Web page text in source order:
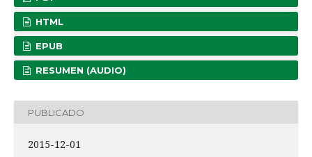
HTML
EPUB
RESUMEN (AUDIO)
PUBLICADO
2015-12-01